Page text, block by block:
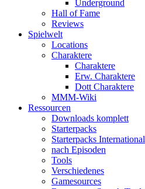
Underground
Hall of Fame
Reviews
Spielwelt
Locations
Charaktere
Charaktere
Erw. Charaktere
Dott Charaktere
MMM-Wiki
Ressourcen
Downloads komplett
Starterpacks
Starterpacks International
nach Episoden
Tools
Verschiedenes
Gamesources